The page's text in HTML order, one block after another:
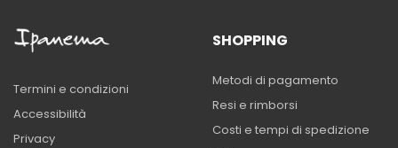
Termini e condizioni
Accessibilità
Privacy
SHOPPING
Metodi di pagamento
Resi e rimborsi
Costi e tempi di spedizione